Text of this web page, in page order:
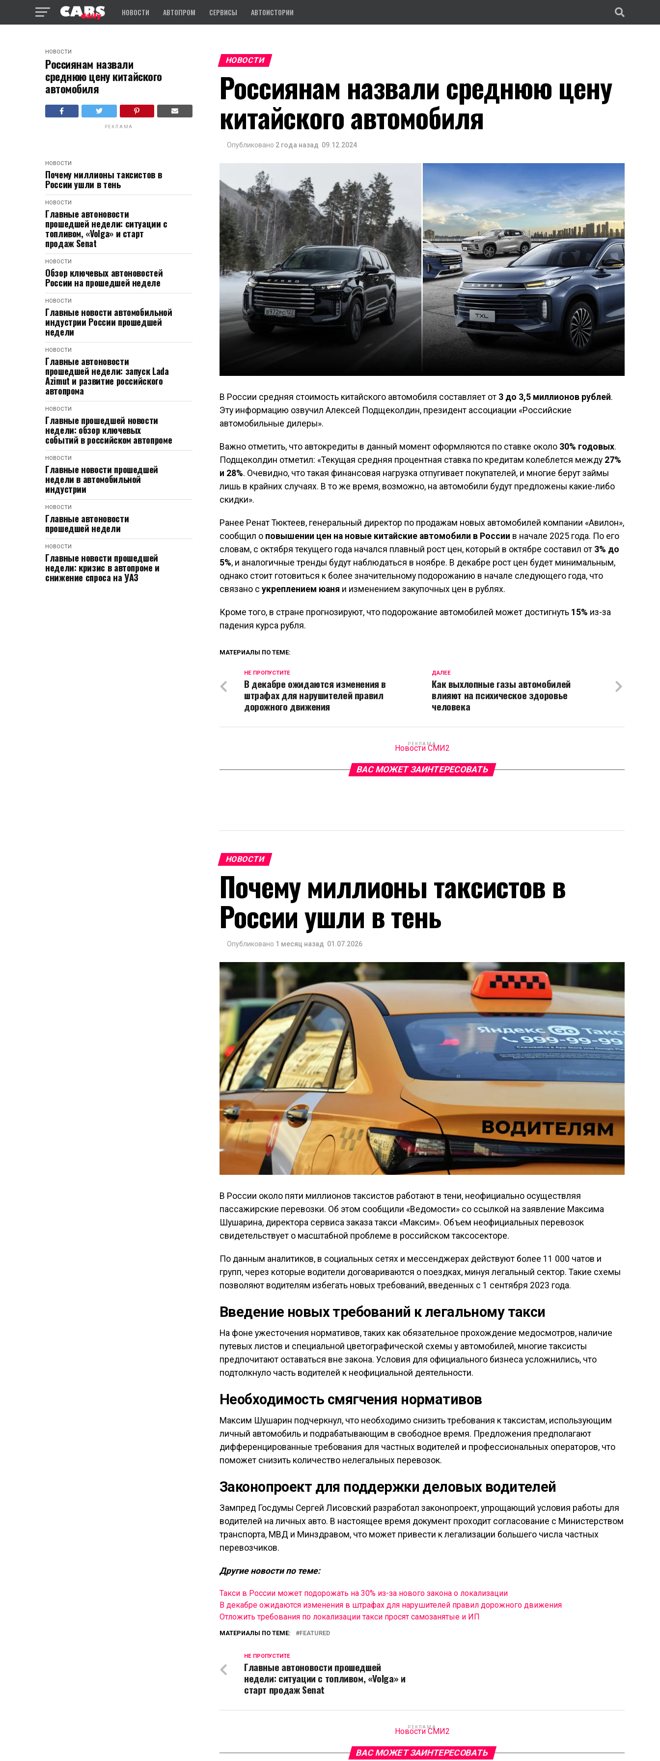
НОВОСТИ АВТОПРОМ СЕРВИСЫ АВТОИСТОРИИ
НОВОСТИ
Россиянам назвали
среднюю цену китайского
автомобиля
РЕКЛАМА
НОВОСТИ
Почему миллионы таксистов в
России ушли в тень
НОВОСТИ
Главные автоновости
прошедшей недели: ситуации с
топливом, «Volga» и старт
продаж Senat
НОВОСТИ
Обзор ключевых автоновостей
России на прошедшей неделе
НОВОСТИ
Главные новости автомобильной
индустрии России прошедшей
недели
НОВОСТИ
Главные автоновости
прошедшей недели: запуск Lada
Azimut и развитие российского
автопрома
НОВОСТИ
Главные прошедшей новости
недели: обзор ключевых
событий в российском автопроме
НОВОСТИ
Главные новости прошедшей
недели в автомобильной
индустрии
НОВОСТИ
Главные автоновости
прошедшей недели
НОВОСТИ
Главные новости прошедшей
недели: кризис в автопроме и
снижение спроса на УАЗ
НОВОСТИ
Россиянам назвали среднюю цену
китайского автомобиля
Опубликовано 2 года назад 09.12.2024
В России средняя стоимость китайского автомобиля составляет от 3 до 3,5 миллионов рублей.
Эту информацию озвучил Алексей Подщеколдин, президент ассоциации «Российские
автомобильные дилеры».
Важно отметить, что автокредиты в данный момент оформляются по ставке около 30% годовых.
Подщеколдин отметил: «Текущая средняя процентная ставка по кредитам колеблется между 27%
и 28%. Очевидно, что такая финансовая нагрузка отпугивает покупателей, и многие берут займы
лишь в крайних случаях. В то же время, возможно, на автомобили будут предложены какие-либо
скидки».
Ранее Ренат Тюктеев, генеральный директор по продажам новых автомобилей компании «Авилон»,
сообщил о повышении цен на новые китайские автомобили в России в начале 2025 года. По его
словам, с октября текущего года начался плавный рост цен, который в октябре составил от 3% до
5%, и аналогичные тренды будут наблюдаться в ноябре. В декабре рост цен будет минимальным,
однако стоит готовиться к более значительному подорожанию в начале следующего года, что
связано с укреплением юаня и изменением закупочных цен в рублях.
Кроме того, в стране прогнозируют, что подорожание автомобилей может достигнуть 15% из-за
падения курса рубля.
МАТЕРИАЛЫ ПО ТЕМЕ:
ДАЛЕЕ
Как выхлопные газы автомобилей
влияют на психическое здоровье
человека
НЕ ПРОПУСТИТЕ
В декабре ожидаются изменения в
штрафах для нарушителей правил
дорожного движения
РЕКЛАМА
Новости СМИ2
ВАС МОЖЕТ ЗАИНТЕРЕСОВАТЬ
НОВОСТИ
Почему миллионы таксистов в
России ушли в тень
Опубликовано 1 месяц назад 01.07.2026
В России около пяти миллионов таксистов работают в тени, неофициально осуществляя
пассажирские перевозки. Об этом сообщили «Ведомости» со ссылкой на заявление Максима
Шушарина, директора сервиса заказа такси «Максим». Объем неофициальных перевозок
свидетельствует о масштабной проблеме в российском таксосекторе.
По данным аналитиков, в социальных сетях и мессенджерах действуют более 11 000 чатов и
групп, через которые водители договариваются о поездках, минуя легальный сектор. Такие схемы
позволяют водителям избегать новых требований, введенных с 1 сентября 2023 года.
Введение новых требований к легальному такси
На фоне ужесточения нормативов, таких как обязательное прохождение медосмотров, наличие
путевых листов и специальной цветографической схемы у автомобилей, многие таксисты
предпочитают оставаться вне закона. Условия для официального бизнеса усложнились, что
подтолкнуло часть водителей к неофициальной деятельности.
Необходимость смягчения нормативов
Максим Шушарин подчеркнул, что необходимо снизить требования к таксистам, использующим
личный автомобиль и подрабатывающим в свободное время. Предложения предполагают
дифференцированные требования для частных водителей и профессиональных операторов, что
поможет снизить количество нелегальных перевозок.
Законопроект для поддержки деловых водителей
Зампред Госдумы Сергей Лисовский разработал законопроект, упрощающий условия работы для
водителей на личных авто. В настоящее время документ проходит согласование с Министерством
транспорта, МВД и Минздравом, что может привести к легализации большего числа частных
перевозчиков.
Другие новости по теме:
Такси в России может подорожать на 30% из-за нового закона о локализации
В декабре ожидаются изменения в штрафах для нарушителей правил дорожного движения
Отложить требования по локализации такси просят самозанятые и ИП
МАТЕРИАЛЫ ПО ТЕМЕ: FEATURED
НЕ ПРОПУСТИТЕ
Главные автоновости прошедшей
недели: ситуации с топливом, «Volga» и
старт продаж Senat
РЕКЛАМА
Новости СМИ2
ВАС МОЖЕТ ЗАИНТЕРЕСОВАТЬ